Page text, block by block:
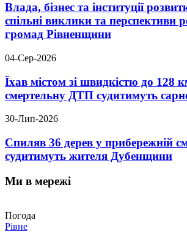
Влада, бізнес та інституції
спільні виклики та перспективи
громад Рівненщини
04-Сер-2026
Їхав містом зі швидкістю до 128
смертельну ДТП судитимуть
30-Лип-2026
Спиляв 36 дерев у прибережній
судитимуть жителя Дубенщини
Ми в мережі
Погода
Рівне